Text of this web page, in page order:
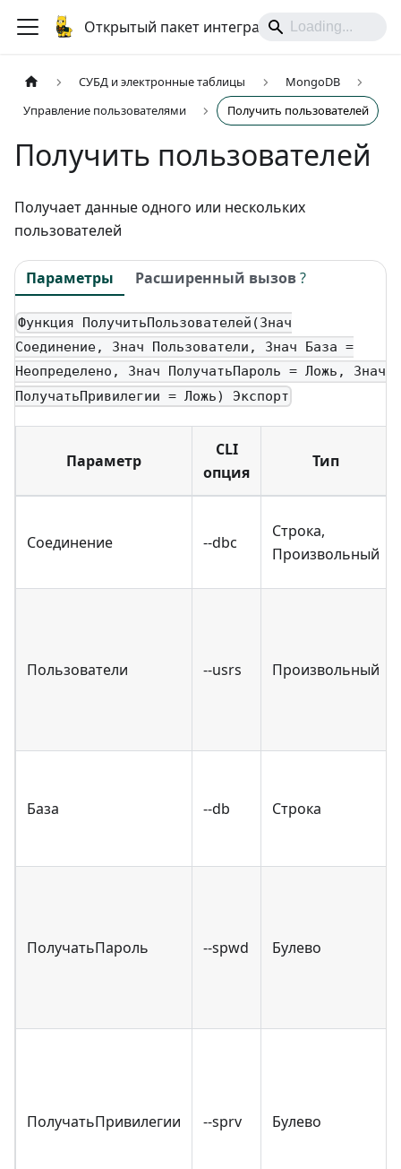
Открытый пакет интеграций
СУБД и электронные таблицы
MongoDB
Управление пользователями
Получить пользователей
Получить пользователей
Получает данные одного или нескольких
пользователей
Параметры Расширенный вызов?
Функция ПолучитьПользователей(Знач
Соединение, Знач Пользователи, Знач База =
Неопределено, Знач ПолучатьПароль = Ложь, Знач
ПолучатьПривилегии = Ложь) Экспорт
Параметр
CLI
опция
Тип
Соединение --dbc
Строка,
Произвольный
Пользователи --usrs Произвольный
База --db Строка
ПолучатьПароль --spwd Булево
ПолучатьПривилегии --sprv Булево